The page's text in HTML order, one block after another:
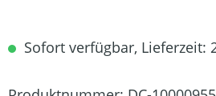
Sofort verfügbar, Lieferzeit: